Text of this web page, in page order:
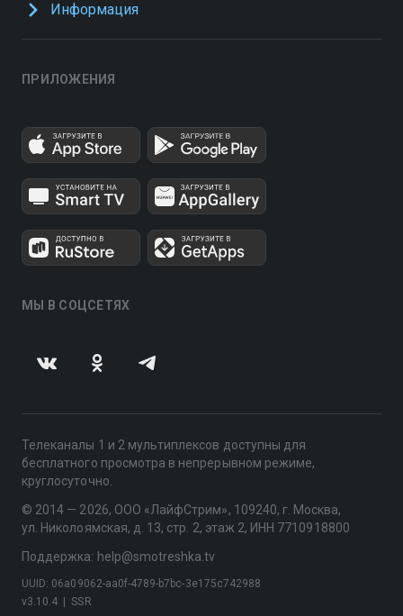
Информация
ПРИЛОЖЕНИЯ
МЫ В СОЦСЕТЯХ
Телеканалы 1 и 2 мультиплексов доступны для
бесплатного просмотра в непрерывном режиме,
круглосуточно.
© 2014 — 2026, ООО «ЛайфСтрим», 109240, г. Москва,
ул. Николоямская, д. 13, стр. 2, этаж 2, ИНН 7710918800
Поддержка: help@smotreshka.tv
v3.10.4 SSR
UUID: 06a09062-aa0f-4789-b7bc-3e175c742988